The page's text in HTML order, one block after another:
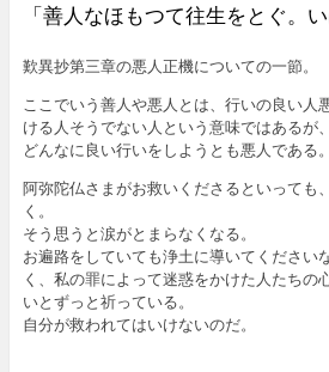
「善人なほもつて往生をとぐ。
歎異抄第三章の悪人正機についての一節。
ここでいう善人や悪人とは、行いの良い人
ける人そうでない人という意味ではあるが
どんなに良い行いをしようとも悪人である。
阿弥陀仏さまがお救いくださるといっても
く。
そう思うと涙がとまらなくなる。
お遍路をしていても浄土に導いてください
く、私の罪によって迷惑をかけた人たちの
いとずっと祈っている。
自分が救われてはいけないのだ。